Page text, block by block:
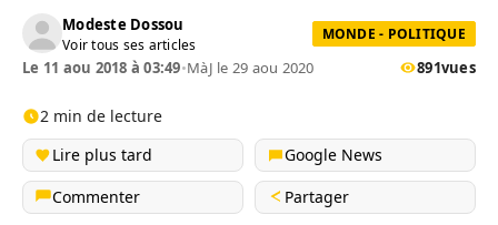
Modeste Dossou
Voir tous ses articles
MONDE - POLITIQUE
Le 11 aou 2018 à 03:49•MàJ le 29 aou 2020 891vues
2 min de lecture
Lire plus tard
Google News
Commenter
Partager